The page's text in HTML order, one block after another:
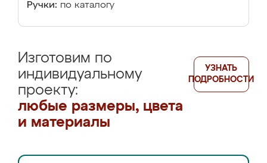
Ручки: по каталогу
Изготовим по
индивидуальному
проекту:
любые размеры, цвета
и материалы
УЗНАТЬ
ПОДРОБНОСТИ